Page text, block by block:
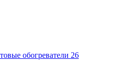
обогреватели 26